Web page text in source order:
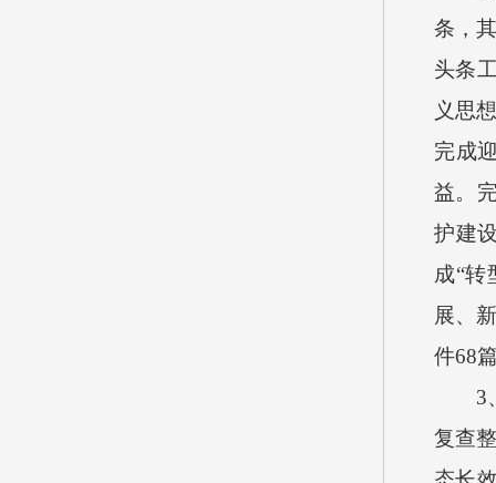
条，
头条
义思
完成
益。
护建
成“转
展、
件68
3
复查